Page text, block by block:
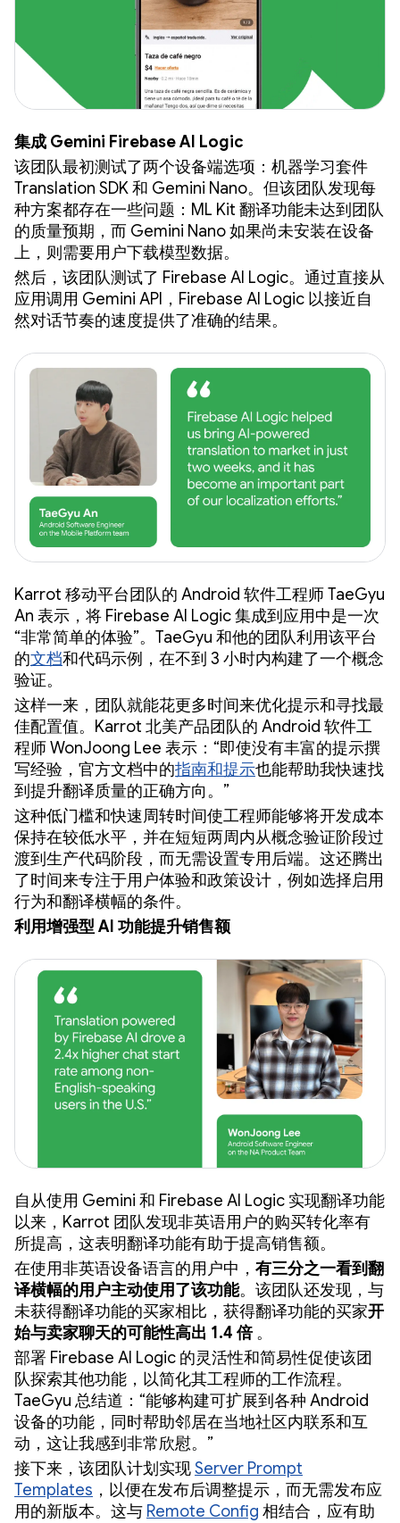
集成 Gemini Firebase AI Logic
该团队最初测试了两个设备端选项：机器学习套件
Translation SDK 和 Gemini Nano。但该团队发现每
种方案都存在一些问题：ML Kit 翻译功能未达到团队
的质量预期，而 Gemini Nano 如果尚未安装在设备
上，则需要用户下载模型数据。
然后，该团队测试了 Firebase AI Logic。通过直接从
应用调用 Gemini API，Firebase AI Logic 以接近自
然对话节奏的速度提供了准确的结果。
Karrot 移动平台团队的 Android 软件工程师 TaeGyu
An 表示，将 Firebase AI Logic 集成到应用中是一次
“非常简单的体验”。TaeGyu 和他的团队利用该平台
的文档和代码示例，在不到 3 小时内构建了一个概念
验证。
这样一来，团队就能花更多时间来优化提示和寻找最
佳配置值。Karrot 北美产品团队的 Android 软件工
程师 WonJoong Lee 表示：“即使没有丰富的提示撰
写经验，官方文档中的指南和提示也能帮助我快速找
到提升翻译质量的正确方向。”
这种低门槛和快速周转时间使工程师能够将开发成本
保持在较低水平，并在短短两周内从概念验证阶段过
渡到生产代码阶段，而无需设置专用后端。这还腾出
了时间来专注于用户体验和政策设计，例如选择启用
行为和翻译横幅的条件。
利用增强型 AI 功能提升销售额
自从使用 Gemini 和 Firebase AI Logic 实现翻译功能
以来，Karrot 团队发现非英语用户的购买转化率有
所提高，这表明翻译功能有助于提高销售额。
在使用非英语设备语言的用户中， 有三分之一看到翻
译横幅的用户主动使用了该功能。该团队还发现，与
未获得翻译功能的买家相比，获得翻译功能的买家开
始与卖家聊天的可能性高出 1.4 倍。
部署 Firebase AI Logic 的灵活性和简易性促使该团
队探索其他功能，以简化其工程师的工作流程。
TaeGyu 总结道：“能够构建可扩展到各种 Android
设备的功能，同时帮助邻居在当地社区内联系和互
动，这让我感到非常欣慰。”
接下来，该团队计划实现Server Prompt
Templates ，以便在发布后调整提示，而无需发布应
用的新版本。这与 Remote Config 相结合，应有助